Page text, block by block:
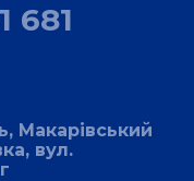
681
Макарівський
вул.